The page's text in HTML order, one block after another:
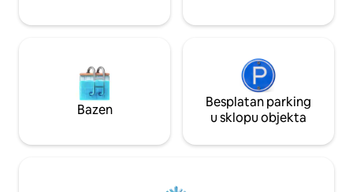
Bazen
Besplatan parking
u sklopu objekta